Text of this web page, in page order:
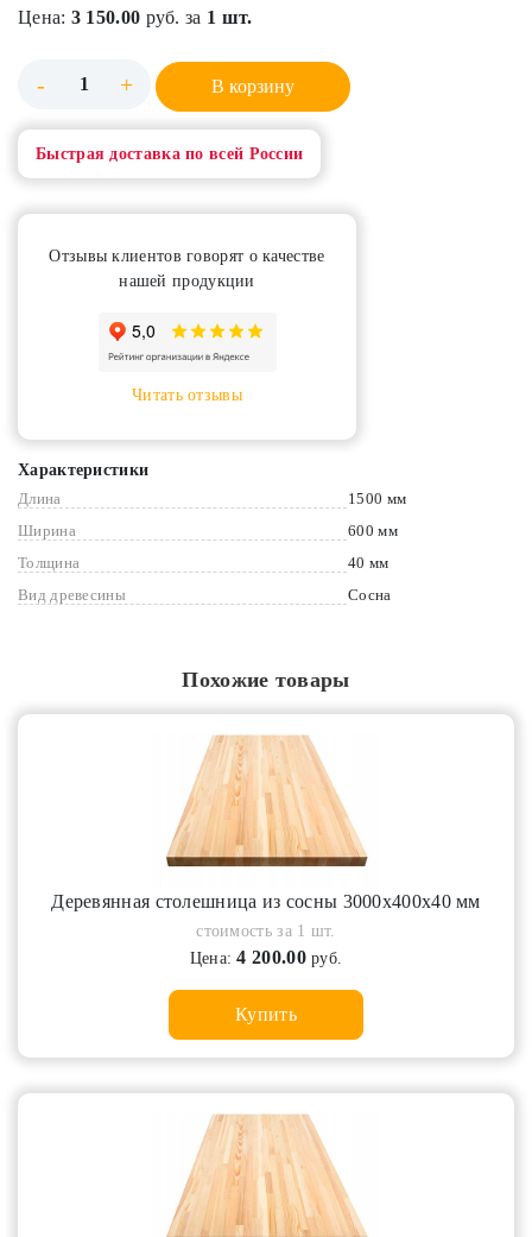
Цена: 3 150.00 руб. за 1 шт.
- + В корзину
Быстрая доставка по всей России
Отзывы клиентов говорят о качестве
нашей продукции
Читать отзывы
Характеристики
Длина
1500 мм
Ширина
600 мм
Толщина
40 мм
Вид древесины
Сосна
Похожие товары
Деревянная столешница из сосны 3000х400х40 мм
стоимость за 1 шт.
Цена:4 200.00руб.
Купить